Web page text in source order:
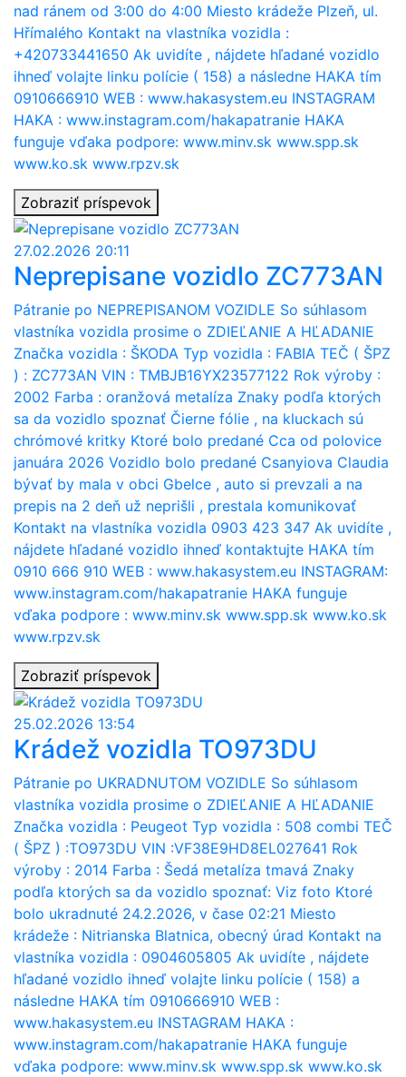
nad ránem od 3:00 do 4:00 Miesto krádeže Plzeň, ul.
Hřímalého Kontakt na vlastníka vozidla :
+420733441650 Ak uvidíte , nájdete hľadané vozidlo
ihneď volajte linku polície ( 158) a následne HAKA tím
0910666910 WEB : www.hakasystem.eu INSTAGRAM
HAKA : www.instagram.com/hakapatranie HAKA
funguje vďaka podpore: www.minv.sk www.spp.sk
www.ko.sk www.rpzv.sk
Zobraziť príspevok
27.02.2026 20:11
Neprepisane vozidlo ZC773AN
Pátranie po NEPREPISANOM VOZIDLE So súhlasom
vlastníka vozidla prosime o ZDIEĽANIE A HĽADANIE
Značka vozidla : ŠKODA Typ vozidla : FABIA TEČ ( ŠPZ
) : ZC773AN VIN : TMBJB16YX23577122 Rok výroby :
2002 Farba : oranžová metalíza Znaky podľa ktorých
sa da vozidlo spoznať Čierne fólie , na kluckach sú
chrómové kritky Ktoré bolo predané Cca od polovice
januára 2026 Vozidlo bolo predané Csanyiova Claudia
bývať by mala v obci Gbelce , auto si prevzali a na
prepis na 2 deň už neprišli , prestala komunikovať
Kontakt na vlastníka vozidla 0903 423 347 Ak uvidíte ,
nájdete hľadané vozidlo ihneď kontaktujte HAKA tím
0910 666 910 WEB : www.hakasystem.eu INSTAGRAM:
www.instagram.com/hakapatranie HAKA funguje
vďaka podpore : www.minv.sk www.spp.sk www.ko.sk
www.rpzv.sk
Zobraziť príspevok
25.02.2026 13:54
Krádež vozidla TO973DU
Pátranie po UKRADNUTOM VOZIDLE So súhlasom
vlastníka vozidla prosime o ZDIEĽANIE A HĽADANIE
Značka vozidla : Peugeot Typ vozidla : 508 combi TEČ
( ŠPZ ) :TO973DU VIN :VF38E9HD8EL027641 Rok
výroby : 2014 Farba : Šedá metalíza tmavá Znaky
podľa ktorých sa da vozidlo spoznať: Viz foto Ktoré
bolo ukradnuté 24.2.2026, v čase 02:21 Miesto
krádeže : Nitrianska Blatnica, obecný úrad Kontakt na
vlastníka vozidla : 0904605805 Ak uvidíte , nájdete
hľadané vozidlo ihneď volajte linku polície ( 158) a
následne HAKA tím 0910666910 WEB :
www.hakasystem.eu INSTAGRAM HAKA :
www.instagram.com/hakapatranie HAKA funguje
vďaka podpore: www.minv.sk www.spp.sk www.ko.sk